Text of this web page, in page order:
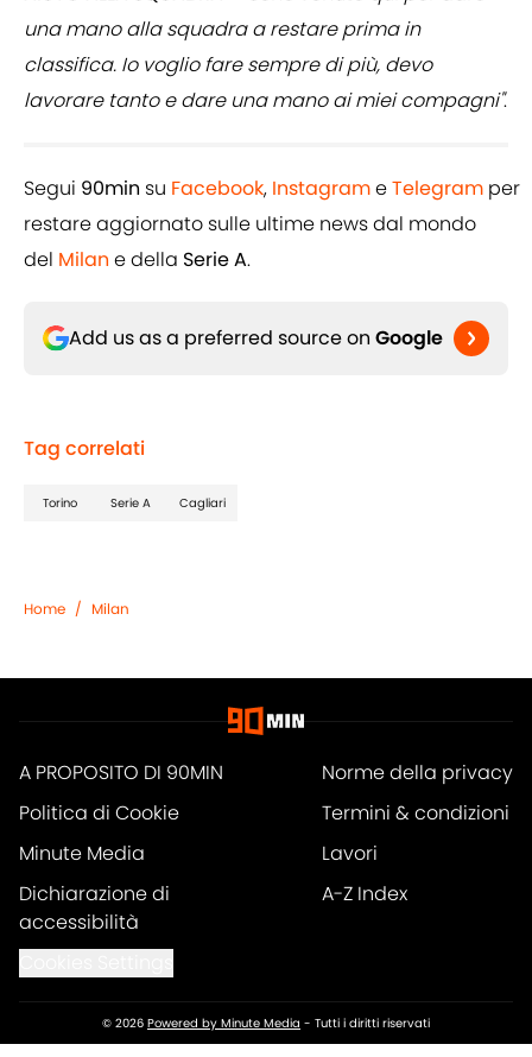
una mano alla squadra a restare prima in
classifica. Io voglio fare sempre di più, devo
lavorare tanto e dare una mano ai miei compagni".
Segui 90min su Facebook, InstagrameTelegram per
restare aggiornato sulle ultime news dal mondo
del Milan e della Serie A.
Add us as a preferred source on Google
Tag correlati
Torino Serie A Cagliari
Home / Milan
A PROPOSITO DI 90MIN
Norme della privacy
Politica di Cookie
Termini & condizioni
Minute Media
Lavori
Dichiarazione di
accessibilità
A-Z Index
© 2026 Powered by Minute Media - Tutti i diritti riservati